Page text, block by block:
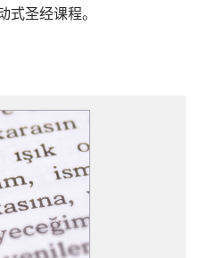
圣经课程。